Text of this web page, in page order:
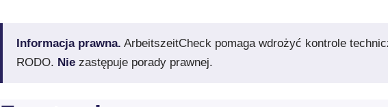
Informacja prawna. ArbeitszeitCheck pomaga wdrożyć kontrole
RODO. Nie zastępuje porady prawnej.